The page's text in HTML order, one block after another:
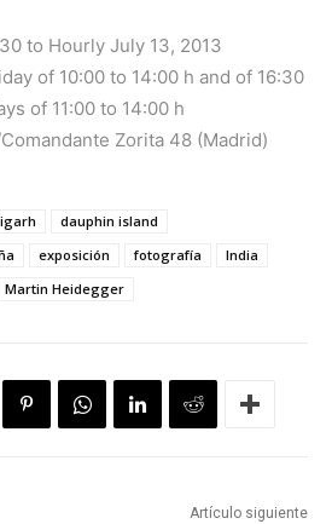
to Hourly July 13, 2013
of 10:00 to 14:00 h and of 16:30
of 11:00 to 14:00 h
Zorita 48 (Madrid)
dauphin island
exposición fotografía
India
Martin Heidegger
Artículo siguiente